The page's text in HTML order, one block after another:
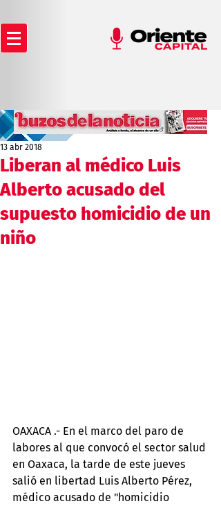
Liberan al médico Luis
Alberto acusado del
supuesto homicidio de un
niño
13 abr 2018
OAXACA .- En el marco del paro de
labores al que convocó el sector salud
en Oaxaca, la tarde de este jueves
salió en libertad Luis Alberto Pérez,
médico acusado de "homicidio